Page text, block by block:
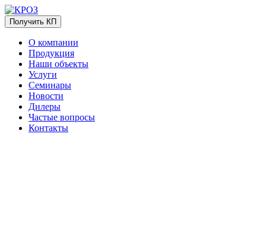
Получить КП
О компании
Продукция
Наши объекты
Услуги
Семинары
Новости
Дилеры
Частые вопросы
Контакты